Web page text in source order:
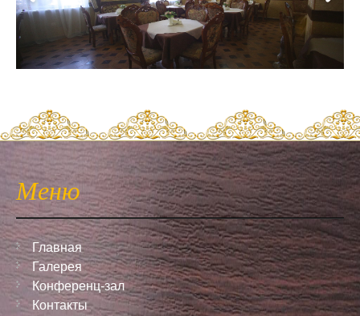
Меню
Главная
Галерея
Конференц-зал
Контакты